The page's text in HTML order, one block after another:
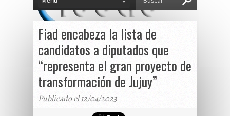
Fiad encabeza la lista de
candidatos a diputados que
“representa el gran proyecto de
transformación de Jujuy”
Publicado el 12/04/2023